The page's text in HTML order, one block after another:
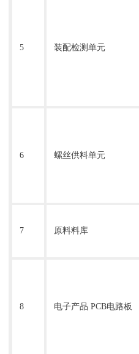
5 装配检测单元
6 螺丝供料单元
7 原料料库
8 电子产品 PCB电路板